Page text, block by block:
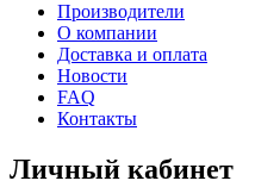
Производители
О компании
Доставка и оплата
Новости
FAQ
Контакты
Личный кабинет